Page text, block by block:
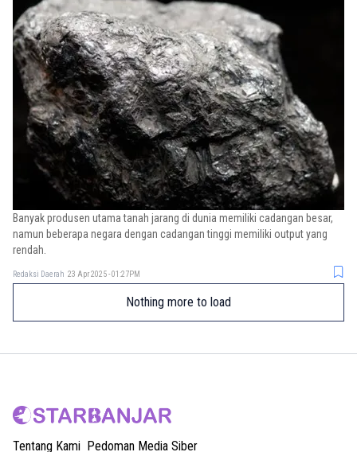
Banyak produsen utama tanah jarang di dunia memiliki cadangan besar,
namun beberapa negara dengan cadangan tinggi memiliki output yang
rendah.
Redaksi Daerah 23 Apr 2025 - 01:27PM
Nothing more to load
Tentang Kami Pedoman Media Siber